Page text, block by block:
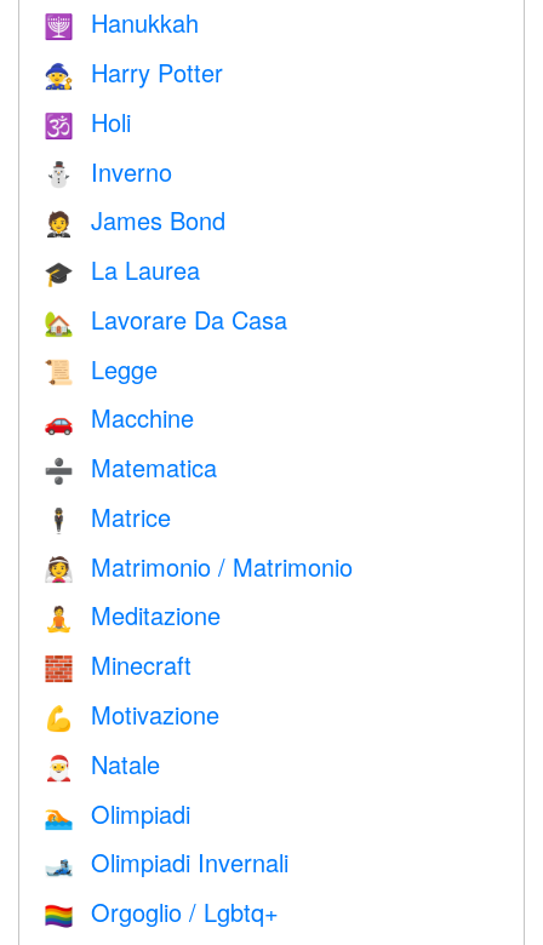
🕎 Hanukkah
🧙 Harry Potter
🕉 Holi
⛄ Inverno
🤵 James Bond
🎓 La Laurea
🏡 Lavorare Da Casa
📜 Legge
🚗 Macchine
➗ Matematica
🕴️ Matrice
👰 Matrimonio / Matrimonio
🧘 Meditazione
🧱 Minecraft
💪 Motivazione
🎅 Natale
🏊 Olimpiadi
🎿 Olimpiadi Invernali
🏳️‍🌈 Orgoglio / Lgbtq+